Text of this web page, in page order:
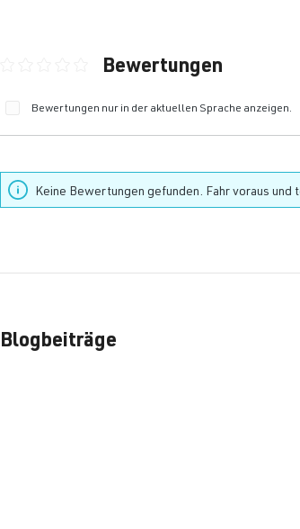
Bewertungen
Bewertungen nur in der aktuellen Sprache anzeigen.
Keine Bewertungen gefunden. Fahr voraus und
Blogbeiträge